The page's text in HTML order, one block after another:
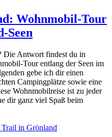
Wohnmobil-Tour
Seen
Die Antwort findest du in
Tour entlang der Seen im
gebe ich dir einen
Campingplätze sowie eine
Wohnmobilreise ist zu jeder
dir ganz viel Spaß beim